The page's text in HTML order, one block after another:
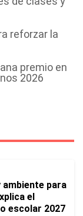
reforzar la
premio en
2026
ambiente para
el
escolar 2027